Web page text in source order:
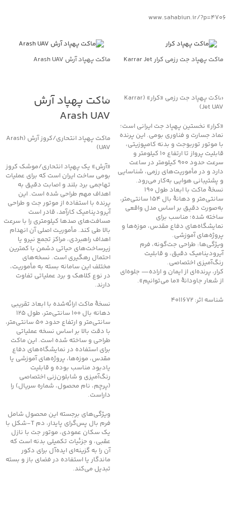
www.sahabiun.ir/?p=4706
ماکت پهپاد جت رزمی کرار Karrar Jet
ماکت پهپاد جت رزمی «کرار» (Karrar
Jet UAV)
«کرار» نخستین پهپاد جت ایرانی است؛
نماد جسارت و فناوری بومی. این پرنده
با موتور توربوجت و بدنه کامپوزیتی،
قابلیت پرواز تا ارتفاع ۱۰ کیلومتر و
سرعت حدود ۹۰۰ کیلومتر در ساعت
دارد و در مأموریت‌های رزمی، شناسایی
و پشتیبانی هوایی به‌کار می‌رود.
نسخهٔ ماکت با ابعاد طول 190
سانتی‌متر و دهانهٔ بال 154 سانتی‌متر،
به‌صورت دقیق بر اساس مدل واقعی
ساخته شده؛ مناسب برای
نمایشگاه‌های دفاع مقدس، موزه‌ها و
پروژه‌های آموزشی.
ویژگی‌ها: طراحی جت‌گونه، فرم
آیرودینامیک دقیق، و قابلیت
رنگ‌آمیزی اختصاصی.
کرار، پرنده‌ای از ایمان و اراده— جلوه‌ای
از شعار جاودانۀ «ما می‌توانیم».
شناسه اثر: 4011672
ماکت پهپاد آرش Arash UAV
ماکت پهپاد آرش
Arash UAV
ماکت پهپاد انتحاری/کروز آرش (Arash
UAV)
«آرش» یک پهپاد انتحاری/موشک کروز
بومی ساخت ایران است که برای عملیات
تهاجمی برد بلند و اصابت دقیق به
اهداف مهم طراحی شده است. این
پرنده با استفاده از موتور جت و طراحی
آیرودینامیک کارآمد، قادر است
مسافت‌های صدها کیلومتری را با سرعت
بالا طی کند. مأموریت اصلی آن انهدام
اهداف راهبردی، مراکز تجمع نیرو یا
زیرساخت‌های حیاتی دشمن با کمترین
احتمال رهگیری است. نسخه‌های
مختلف این سامانه بسته به مأموریت،
در نوع کلاهک و برد عملیاتی تفاوت
دارند.
نسخهٔ ماکت ارائه‌شده با ابعاد تقریبی
دهانه بال 100 سانتی‌متر، طول 125
سانتی‌متر و ارتفاع حدود 50 سانتی‌متر،
با دقت بالا بر اساس نسخه عملیاتی
طراحی و ساخته شده است. این ماکت
برای استفاده در نمایشگاه‌های دفاع
مقدس، موزه‌ها، پروژه‌های آموزشی یا
یادبود مناسب بوده و قابلیت
رنگ‌آمیزی و شابلون‌زنی اختصاصی
(پرچم، نام محصول، شماره سریال) را
داراست.
ویژگی‌های برجسته این محصول شامل
فرم بال پس‌گرای پایدار، دم T‑شکل با
یک سکان عمودی، موتور جت با نازل
عقبی، و جزئیات تکمیلی بدنه است که
آن را به گزینه‌ای ایده‌آل برای دکور
ماندگار یا استفاده در فضای باز و بسته
تبدیل می‌کند.